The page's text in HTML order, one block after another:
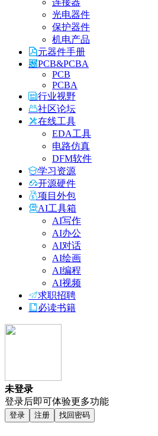
连接器
光电器件
保护器件
机电产品
元器件手册
PCB&PCBA
PCB
PCBA
行业视野
社区论坛
在线工具
EDA工具
电路仿真
DFM软件
学习资源
开源硬件
项目外包
AI工具箱
AI写作
AI办公
AI对话
AI绘画
AI编程
AI视频
求职招聘
必读书籍
未登录
登录后即可体验更多功能
登录 注册 找回密码